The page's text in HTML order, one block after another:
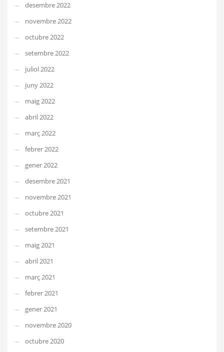
desembre 2022
novembre 2022
octubre 2022
setembre 2022
juliol 2022
juny 2022
maig 2022
abril 2022
març 2022
febrer 2022
gener 2022
desembre 2021
novembre 2021
octubre 2021
setembre 2021
maig 2021
abril 2021
març 2021
febrer 2021
gener 2021
novembre 2020
octubre 2020